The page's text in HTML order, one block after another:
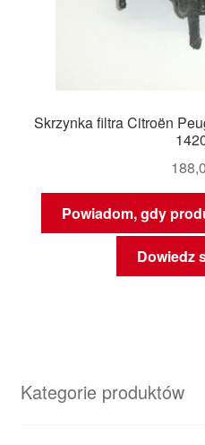
Skrzynka filtra Citroën
Powiadom, gdy
Dowiedz
Kategorie produktów